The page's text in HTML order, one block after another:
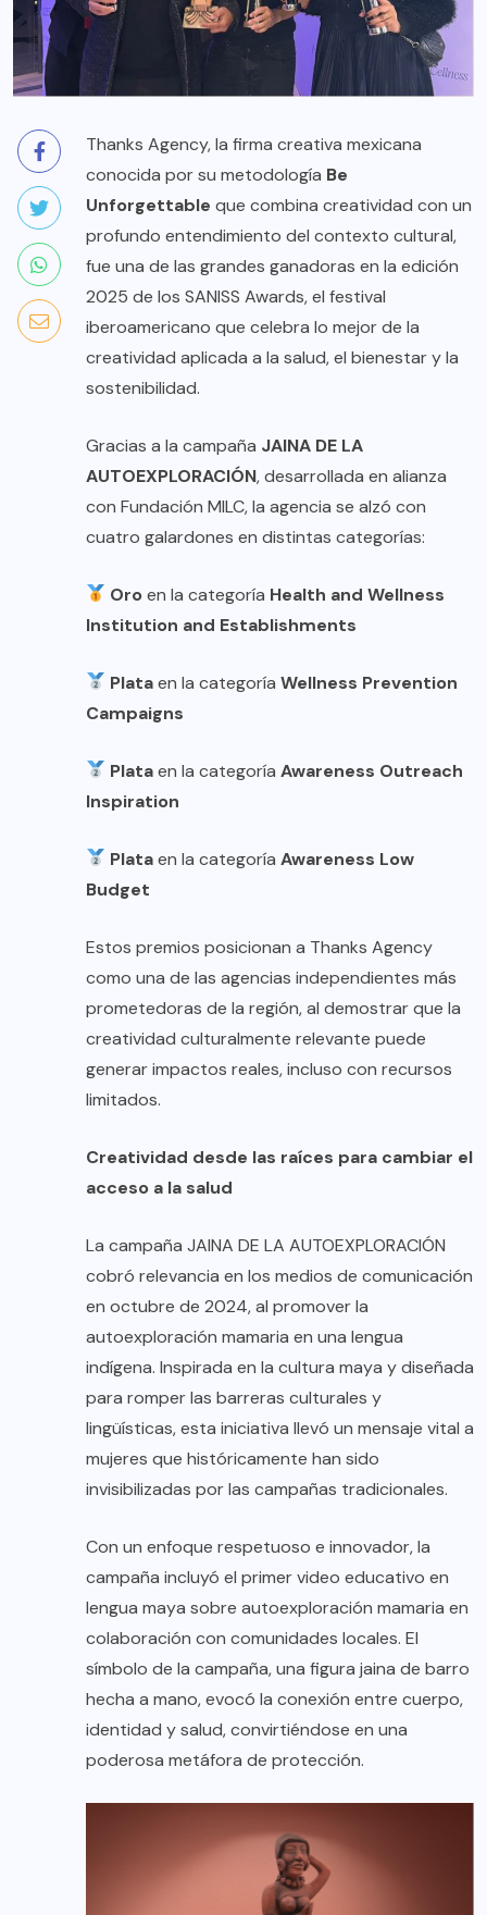
Thanks Agency, la firma creativa mexicana
conocida por su metodología Be
Unforgettable que combina creatividad con un
profundo entendimiento del contexto cultural,
fue una de las grandes ganadoras en la edición
2025 de los SANISS Awards, el festival
iberoamericano que celebra lo mejor de la
creatividad aplicada a la salud, el bienestar y la
sostenibilidad.
Gracias a la campaña JAINA DE LA
AUTOEXPLORACIÓN, desarrollada en alianza
con Fundación MILC, la agencia se alzó con
cuatro galardones en distintas categorías:
Oroen la categoría Health and Wellness
Institution and Establishments
Plataen la categoríaWellness Prevention
Campaigns
Plataen la categoríaAwareness Outreach
Inspiration
Plataen la categoríaAwareness Low
Budget
Estos premios posicionan a Thanks Agency
como una de las agencias independientes más
prometedoras de la región, al demostrar que la
creatividad culturalmente relevante puede
generar impactos reales, incluso con recursos
limitados.
Creatividad desde las raíces para cambiar el
acceso a la salud
La campaña JAINA DE LA AUTOEXPLORACIÓN
cobró relevancia en los medios de comunicación
en octubre de 2024, al promover la
autoexploración mamaria en una lengua
indígena. Inspirada en la cultura maya y diseñada
para romper las barreras culturales y
lingüísticas, esta iniciativa llevó un mensaje vital a
mujeres que históricamente han sido
invisibilizadas por las campañas tradicionales.
Con un enfoque respetuoso e innovador, la
campaña incluyó el primer video educativo en
lengua maya sobre autoexploración mamaria en
colaboración con comunidades locales. El
símbolo de la campaña, una figura jaina de barro
hecha a mano, evocó la conexión entre cuerpo,
identidad y salud, convirtiéndose en una
poderosa metáfora de protección.